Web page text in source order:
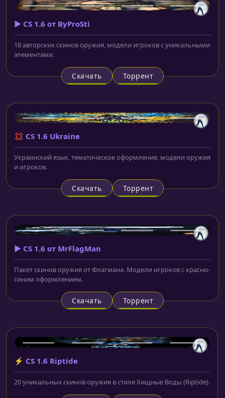
▶️ CS 1.6 от ByProSti
18 авторских скинов оружия, модели игроков с уникальными
элементами.
Скачать Торрент
💢 CS 1.6 Ukraine
Украинский язык, тематическое оформление, модели оружия
и игроков.
Скачать Торрент
▶️ CS 1.6 от MrFlagMan
Пакет скинов оружия от Флагмана. Модели игроков с красно-
синим оформлением.
Скачать Торрент
⚡ CS 1.6 Riptide
20 уникальных скинов оружия в стиле Хищные Воды (Riptide).